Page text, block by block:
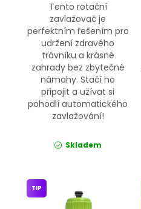
Tento rotační
zavlažovač je
perfektním řešením pro
udržení zdravého
trávníku a krásné
zahrady bez zbytečné
námahy. Stačí ho
připojit a užívat si
pohodlí automatického
zavlažování!
Skladem
TIP